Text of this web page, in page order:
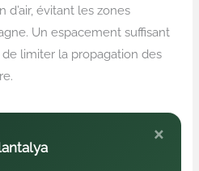
évitant les zones
Un espacement suffisant
limiter la propagation des
×